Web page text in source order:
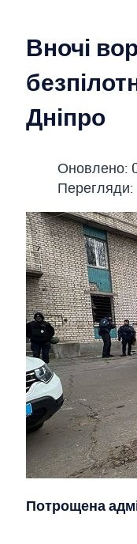
Вночі
Дніпро
Оновлено:
Перегляди:
Потрощена